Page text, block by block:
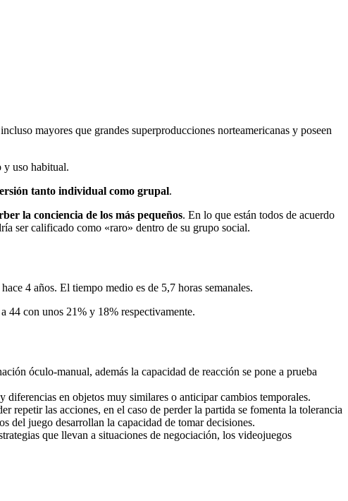
mayores que grandes superproducciones norteamericanas y poseen
y uso habitual.
tanto individual como grupal.
la conciencia de los más pequeños. En lo que están todos de acuerdo
ser calificado como «raro» dentro de su grupo social.
4 años. El tiempo medio es de 5,7 horas semanales.
44 con unos 21% y 18% respectivamente.
óculo-manual, además la capacidad de reacción se pone a prueba
en objetos muy similares o anticipar cambios temporales.
repetir las acciones, en el caso de perder la partida se fomenta la tolerancia
del juego desarrollan la capacidad de tomar decisiones.
que llevan a situaciones de negociación, los videojuegos